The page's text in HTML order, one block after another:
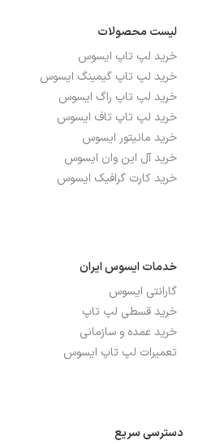
لیست محصولات
خرید لپ تاپ ایسوس
خرید لپ تاپ گیمینگ ایسوس
خرید لپ تاپ راگ ایسوس
خرید لپ تاپ تاف ایسوس
خرید مانیتور ایسوس
خرید آل این وان ایسوس
خرید کارت گرافیک ایسوس
خدمات ایسوس ایران
گارانتی ایسوس
خرید قسطی لپ تاپ
خرید عمده و سازمانی
تعمیرات لپ تاپ ایسوس
دسترسی سریع